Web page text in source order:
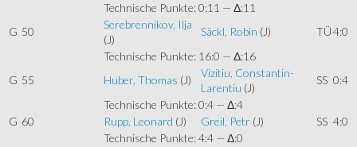
Technische Punkte: 0:11 — Δ:11
G 50
Serebrennikov, Ilja
(J)
Säckl, Robin (J) TÜ4:0
Technische Punkte: 16:0 — Δ:16
G 55 Huber, Thomas (J)
Vizitiu, Constantin-
Larentiu (J)
SS 0:4
Technische Punkte: 0:4 — Δ:4
G 60 Rupp, Leonard (J) Greil, Petr (J) SS 4:0
Technische Punkte: 4:4 — Δ:0